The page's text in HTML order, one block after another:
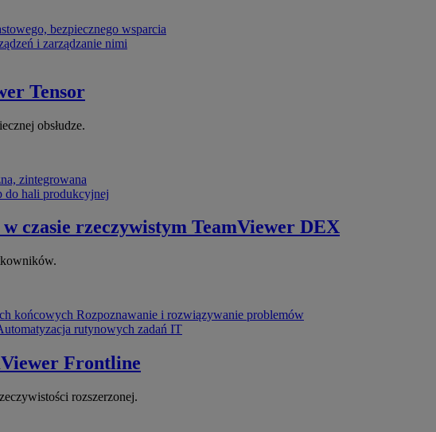
bezpiecznego wsparcia
i zarządzanie nimi
Tensor
obsłudze.
zintegrowana
do hali produkcyjnej
czasie rzeczywistym TeamViewer DEX
końcowych Rozpoznawanie i rozwiązywanie problemów
rutynowych zadań IT
Frontline
rozszerzonej.